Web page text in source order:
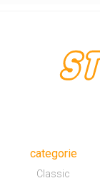
categorie
Classic